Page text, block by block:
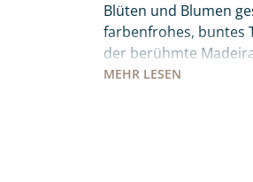
MEHR LESEN
Blüten und Blumen
farbenfrohes, buntes
der berühmte
wandeln. Der „Peixe